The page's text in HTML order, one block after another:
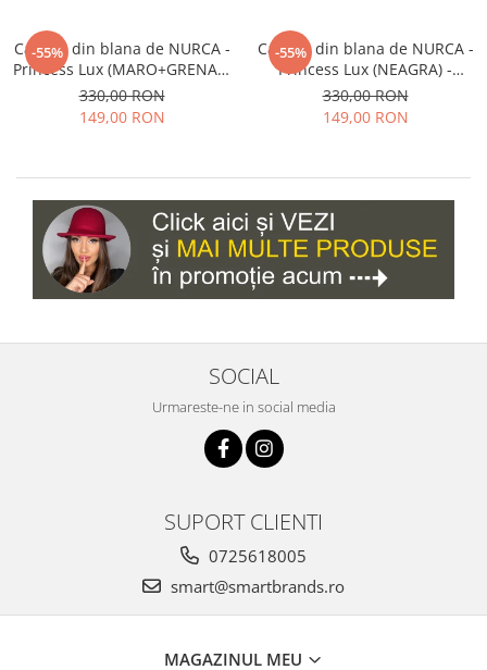
-55%
Caciula din blana de NURCA -
Princess Lux (MARO+GRENA) -
marime universala
330,00 RON
149,00 RON
-55%
Caciula din blana de NURCA -
Princess Lux (NEAGRA) -
marime universala
330,00 RON
149,00 RON
SOCIAL
Urmareste-ne in social media
SUPORT CLIENTI
0725618005
smart@smartbrands.ro
MAGAZINUL MEU